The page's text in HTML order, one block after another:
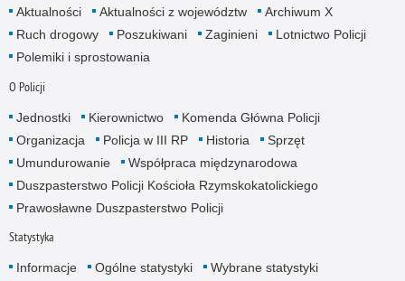
Aktualności Aktualności z województw
Archiwum X
Ruch drogowy
Poszukiwani Zaginieni
Lotnictwo Policji
Polemiki i sprostowania
O Policji
Jednostki Kierownictwo
Komenda Główna Policji
Organizacja
Policja w III RP Historia
Sprzęt
Umundurowanie
Współpraca międzynarodowa
Duszpasterstwo Policji Kościoła Rzymskokatolickiego
Prawosławne Duszpasterstwo Policji
Statystyka
Informacje Ogólne statystyki
Wybrane statystyki